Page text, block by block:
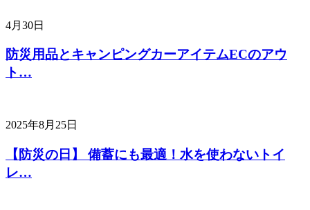
4月30日
防災用品とキャンピングカーアイテムECのアウ
ト…
2025年8月25日
【防災の日】 備蓄にも最適！水を使わないトイ
レ…